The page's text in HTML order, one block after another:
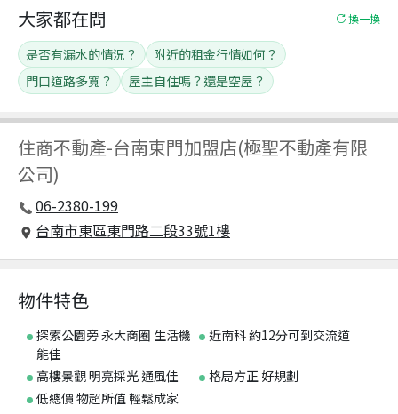
住商不動產-台南東門加盟店(極聖不動產有限
公司)
06-2380-199
台南市東區東門路二段33號1樓
大家都在問 換一換
是否有漏水的情況？
附近的租金行情如何？
門口道路多寬？
屋主自住嗎？還是空屋？
物件特色
探索公園旁 永大商圈 生活機
能佳
近南科 約12分可到交流道
高樓景觀 明亮採光 通風佳
格局方正 好規劃
低總價 物超所值 輕鬆成家